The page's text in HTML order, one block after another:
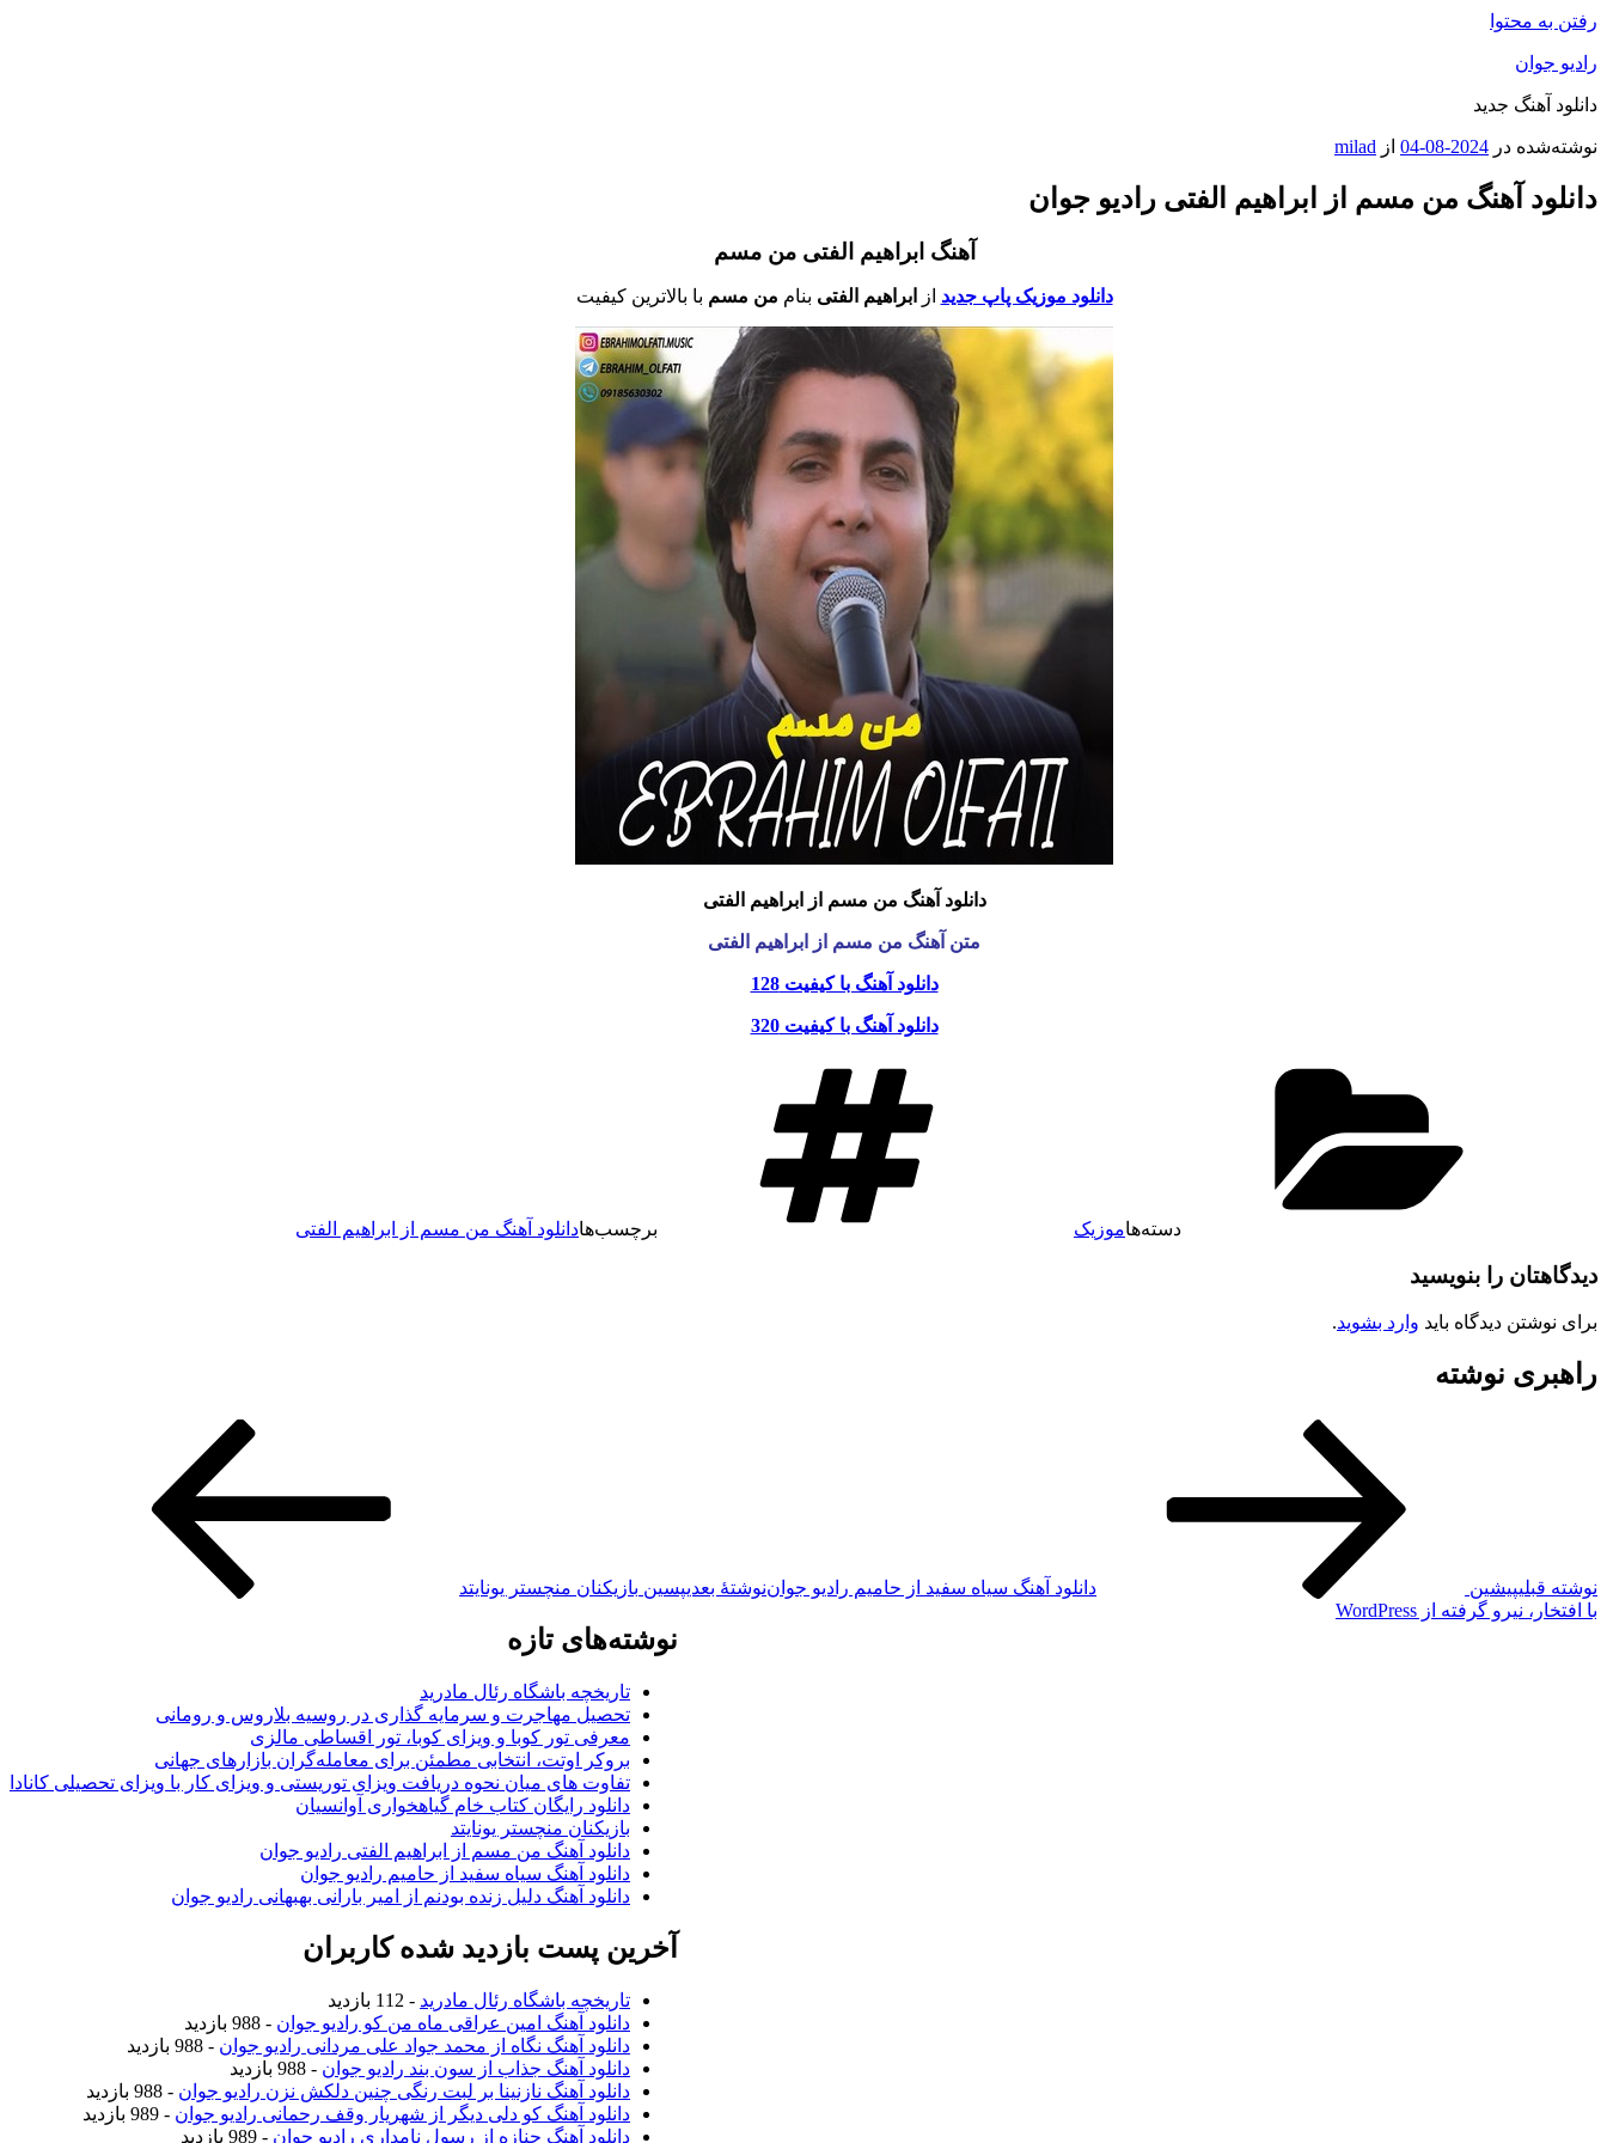
رفتن به محتوا
رادیو جوان
دانلود آهنگ جدید
نوشته‌شده در 2024-08-04 از milad
دانلود آهنگ من مسم از ابراهیم الفتی رادیو جوان
آهنگ ابراهیم الفتی من مسم
دانلود موزیک پاپ جدید از ابراهیم الفتی بنام من مسم با بالاترین کیفیت
دانلود آهنگ من مسم از ابراهیم الفتی
متن آهنگ من مسم از ابراهیم الفتی
دانلود آهنگ با کیفیت 128
دانلود آهنگ با کیفیت 320
دسته‌هاموزیک برچسب‌هادانلود آهنگ من مسم از ابراهیم الفتی
دیدگاهتان را بنویسید
برای نوشتن دیدگاه باید وارد بشوید.
راهبری نوشته
نوشته قبلیپیشین دانلود آهنگ سیاه سفید از حامیم رادیو جواننوشته‌ٔ بعدیپسین بازیکنان منچستر یونایتد
نوشته‌های تازه
تاریخچه باشگاه رئال مادرید
تحصیل مهاجرت و سرمایه گذاری در روسیه بلاروس و رومانی
معرفی تور کوبا و ویزای کوبا، تور اقساطی مالزی
بروکر اوتت، انتخابی مطمئن برای معامله‌گران بازارهای جهانی
تفاوت های میان نحوه دریافت ویزای توریستی و ویزای کار با ویزای تحصیلی کانادا
دانلود رایگان کتاب خام گیاهخواری آوانسیان
بازیکنان منچستر یونایتد
دانلود آهنگ من مسم از ابراهیم الفتی رادیو جوان
دانلود آهنگ سیاه سفید از حامیم رادیو جوان
دانلود آهنگ دلیل زنده بودنم از امیر بارانی بهبهانی رادیو جوان
آخرین پست بازدید شده کاربران
تاریخچه باشگاه رئال مادرید - 112 بازدید
دانلود آهنگ امین عراقی ماه من کو رادیو جوان - 988 بازدید
دانلود آهنگ نگاه از محمد جواد علی مردانی رادیو جوان - 988 بازدید
دانلود آهنگ جذاب از سون بند رادیو جوان - 988 بازدید
دانلود آهنگ نازنینا بر لبت رنگی چنین دلکش نزن رادیو جوان - 988 بازدید
دانلود آهنگ کو دلی دیگر از شهریار وقف رحمانی رادیو جوان - 989 بازدید
دانلود آهنگ جنازه از رسول نامداری رادیو جوان - 989 بازدید
با افتخار، نیرو گرفته از WordPress